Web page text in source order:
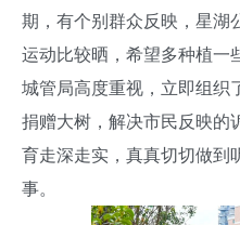
期，有个别群众反映，星湖
运动比较晒，希望多种植一
城管局高度重视，立即组织
捐赠大树，解决市民反映的
育走深走实，真真切切做到
事。